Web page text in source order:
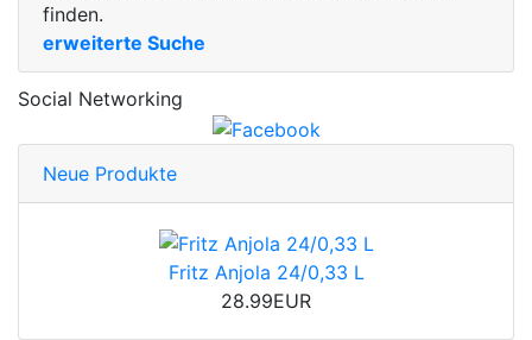
finden.
erweiterte Suche
Social Networking
Neue Produkte
Fritz Anjola 24/0,33 L
28.99EUR